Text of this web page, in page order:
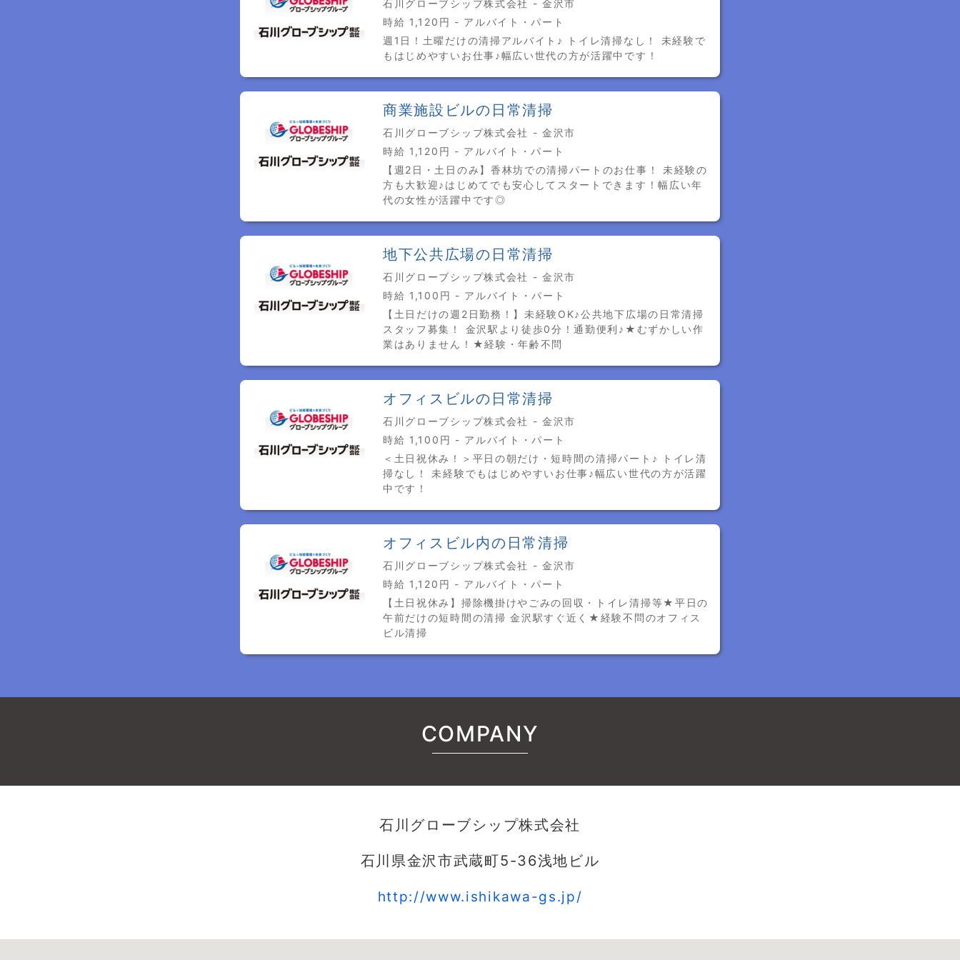
石川グローブシップ株式会社 - 金沢市
時給 1,120円 - アルバイト・パート
週1日！土曜だけの清掃アルバイト♪ トイレ清掃なし！ 未経験で
もはじめやすいお仕事♪幅広い世代の方が活躍中です！
商業施設ビルの日常清掃
石川グローブシップ株式会社 - 金沢市
時給 1,120円 - アルバイト・パート
【週2日・土日のみ】香林坊での清掃パートのお仕事！ 未経験の
方も大歓迎♪はじめてでも安心してスタートできます！幅広い年
代の女性が活躍中です◎
地下公共広場の日常清掃
石川グローブシップ株式会社 - 金沢市
時給 1,100円 - アルバイト・パート
【土日だけの週2日勤務！】未経験OK♪公共地下広場の日常清掃
スタッフ募集！ 金沢駅より徒歩0分！通勤便利♪★むずかしい作
業はありません！★経験・年齢不問
オフィスビルの日常清掃
石川グローブシップ株式会社 - 金沢市
時給 1,100円 - アルバイト・パート
＜土日祝休み！＞平日の朝だけ・短時間の清掃パート♪ トイレ清
掃なし！ 未経験でもはじめやすいお仕事♪幅広い世代の方が活躍
中です！
オフィスビル内の日常清掃
石川グローブシップ株式会社 - 金沢市
時給 1,120円 - アルバイト・パート
【土日祝休み】掃除機掛けやごみの回収・トイレ清掃等★平日の
午前だけの短時間の清掃 金沢駅すぐ近く★経験不問のオフィス
ビル清掃
COMPANY
石川グローブシップ株式会社
石川県金沢市武蔵町5-36浅地ビル
http://www.ishikawa-gs.jp/